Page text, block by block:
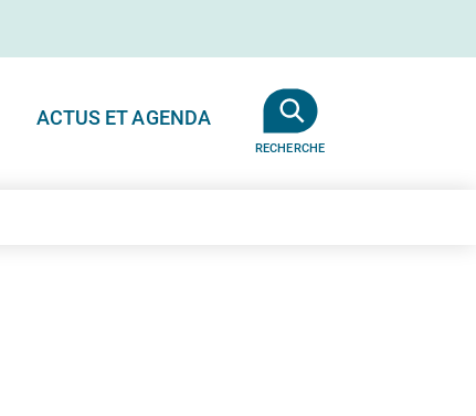
ACTUS ET AGENDA
RECHERCHE